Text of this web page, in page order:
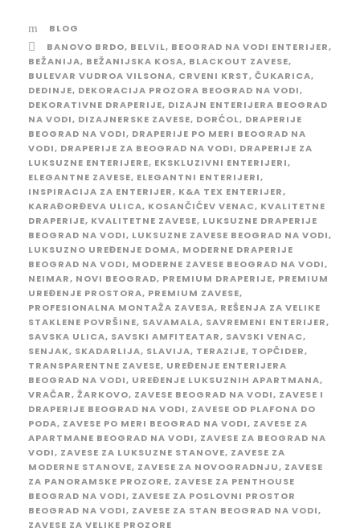
BLOG
BANOVO BRDO, BELVIL, BEOGRAD NA VODI ENTERIJER,
BEŽANIJA, BEŽANIJSKA KOSA, BLACKOUT ZAVESE,
BULEVAR VUDROA VILSONA, CRVENI KRST, ČUKARICA,
DEDINJE, DEKORACIJA PROZORA BEOGRAD NA VODI,
DEKORATIVNE DRAPERIJE, DIZAJN ENTERIJERA BEOGRAD
NA VODI, DIZAJNERSKE ZAVESE, DORĆOL, DRAPERIJE
BEOGRAD NA VODI, DRAPERIJE PO MERI BEOGRAD NA
VODI, DRAPERIJE ZA BEOGRAD NA VODI, DRAPERIJE ZA
LUKSUZNE ENTERIJERE, EKSKLUZIVNI ENTERIJERI,
ELEGANTNE ZAVESE, ELEGANTNI ENTERIJERI,
INSPIRACIJA ZA ENTERIJER, K&A TEX ENTERIJER,
KARAĐORĐEVA ULICA, KOSANČIĆEV VENAC, KVALITETNE
DRAPERIJE, KVALITETNE ZAVESE, LUKSUZNE DRAPERIJE
BEOGRAD NA VODI, LUKSUZNE ZAVESE BEOGRAD NA VODI,
LUKSUZNO UREĐENJE DOMA, MODERNE DRAPERIJE
BEOGRAD NA VODI, MODERNE ZAVESE BEOGRAD NA VODI,
NEIMAR, NOVI BEOGRAD, PREMIUM DRAPERIJE, PREMIUM
UREĐENJE PROSTORA, PREMIUM ZAVESE,
PROFESIONALNA MONTAŽA ZAVESA, REŠENJA ZA VELIKE
STAKLENE POVRŠINE, SAVAMALA, SAVREMENI ENTERIJER,
SAVSKA ULICA, SAVSKI AMFITEATAR, SAVSKI VENAC,
SENJAK, SKADARLIJA, SLAVIJA, TERAZIJE, TOPČIDER,
TRANSPARENTNE ZAVESE, UREĐENJE ENTERIJERA
BEOGRAD NA VODI, UREĐENJE LUKSUZNIH APARTMANA,
VRAČAR, ŽARKOVO, ZAVESE BEOGRAD NA VODI, ZAVESE I
DRAPERIJE BEOGRAD NA VODI, ZAVESE OD PLAFONA DO
PODA, ZAVESE PO MERI BEOGRAD NA VODI, ZAVESE ZA
APARTMANE BEOGRAD NA VODI, ZAVESE ZA BEOGRAD NA
VODI, ZAVESE ZA LUKSUZNE STANOVE, ZAVESE ZA
MODERNE STANOVE, ZAVESE ZA NOVOGRADNJU, ZAVESE
ZA PANORAMSKE PROZORE, ZAVESE ZA PENTHOUSE
BEOGRAD NA VODI, ZAVESE ZA POSLOVNI PROSTOR
BEOGRAD NA VODI, ZAVESE ZA STAN BEOGRAD NA VODI,
ZAVESE ZA VELIKE PROZORE